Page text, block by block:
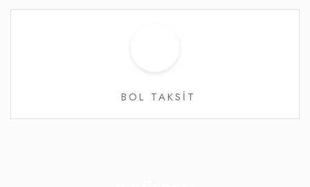
BOL TAKSİT